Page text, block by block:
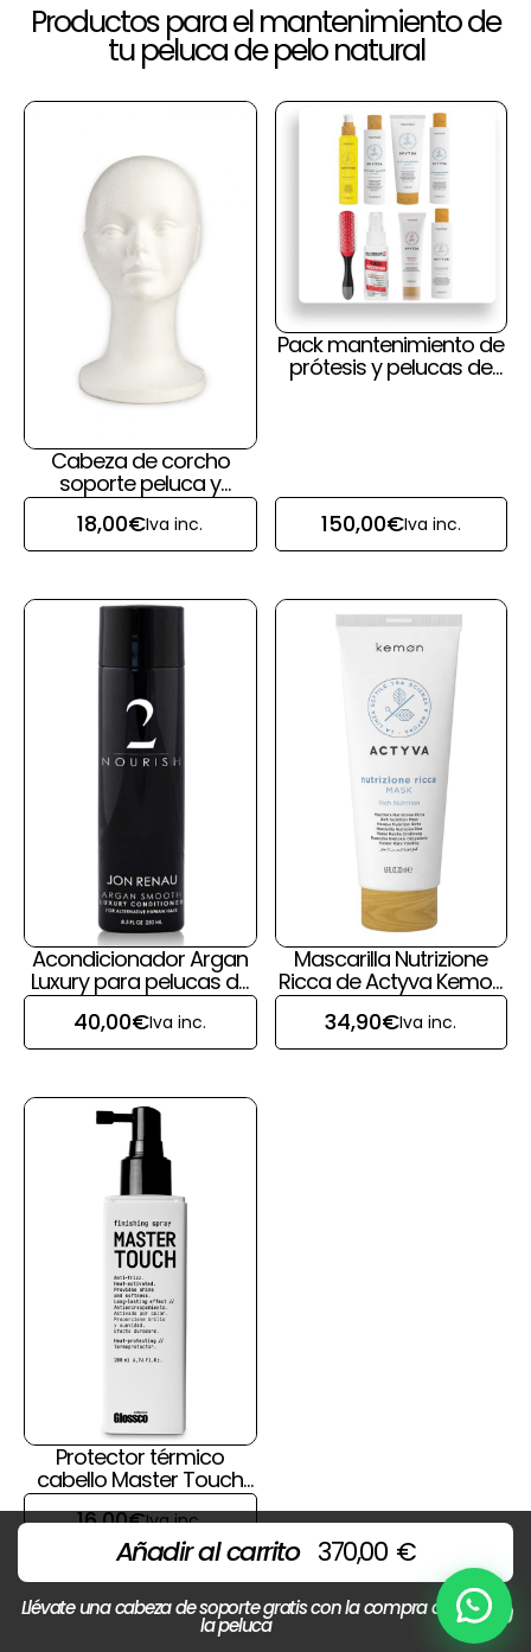
Productos para el mantenimiento de
tu peluca de pelo natural
Cabeza de corcho
soporte peluca y
prótesis capilar
18,00€Iva inc.
Pack mantenimiento de
prótesis y pelucas de
pelo natural y cuero
150,00€Iva inc.
Acondicionador Argan
Luxury para pelucas de
pelo natural de Jon
Renau
40,00€Iva inc.
Mascarilla Nutrizione
Ricca de Actyva Kemon
para pelucas y prótesis
capilares
34,90€Iva inc.
Protector térmico
cabello Master Touch
de Glossco
16,00€Iva inc.
Añadir al carrito 370,00 €
Llévate una cabeza de soporte gratis con la compra de
la peluca Chat